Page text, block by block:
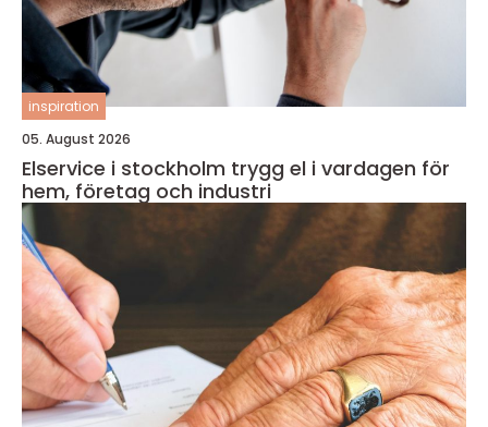
inspiration
05. August 2026
Elservice i stockholm trygg el i vardagen för
hem, företag och industri